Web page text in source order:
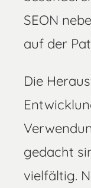
SEON
auf der
Die
gedacht
vielfältig.